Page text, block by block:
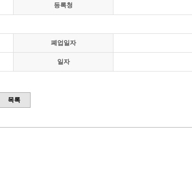
등록청
폐업일자
일자
목록